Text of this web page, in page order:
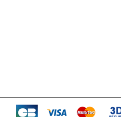
VITRINE À PÂTISSERIE